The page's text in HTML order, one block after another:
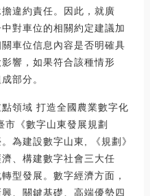
違約責任。因此，就廣
對車位的相關約定建議加
車位信息內容是否明確具
響，如果符合該種情形
部分。
領域 打造全國農業數字化
《數字山東發展規劃
為建設數字山東, 《規劃》
、構建數字社會三大任
型發展。數字經濟方面，
、關鍵基礎、高端優勢四